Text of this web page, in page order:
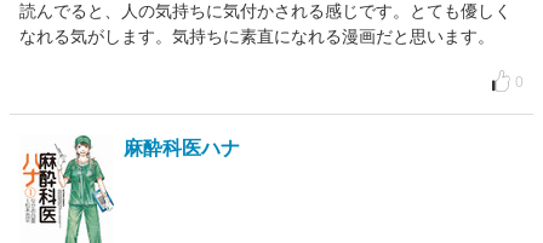
読んでると、人の気持ちに気付かされる感じです。とても優しく
なれる気がします。気持ちに素直になれる漫画だと思います。
0
麻酔科医ハナ